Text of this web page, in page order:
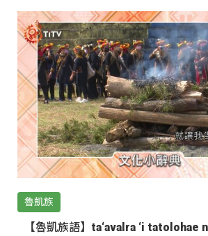
魯凱族
【魯凱族語】ta‘avalra ‘i tatolohae